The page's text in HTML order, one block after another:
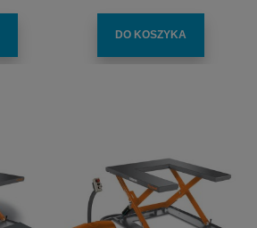
DO KOSZYKA